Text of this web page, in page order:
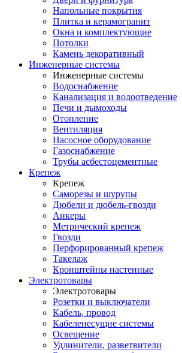
Напольные покрытия
Плитка и керамогранит
Окна и комплектующие
Потолки
Камень декоративный
Инженерные системы
Инженерные системы
Водоснабжение
Канализация и водоотведение
Печи и дымоходы
Отопление
Вентиляция
Насосное оборудование
Газоснабжение
Трубы асбестоцементные
Крепеж
Крепеж
Саморезы и шурупы
Дюбели и дюбель-гвозди
Анкеры
Метрический крепеж
Гвозди
Перфорированный крепеж
Такелаж
Кронштейны настенные
Электротовары
Электротовары
Розетки и выключатели
Кабель, провод
Кабеленесущие системы
Освещение
Удлинители, разветвители